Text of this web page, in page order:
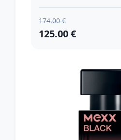
174.00 €
125.00 €